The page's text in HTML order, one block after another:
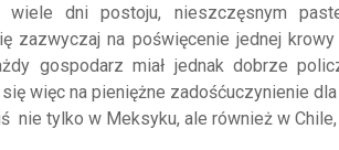
dni postoju, nieszczęsnym
zazwyczaj na poświęcenie jednej
gospodarz miał jednak dobrze
więc na pieniężne zadośćuczynienie
nie tylko w Meksyku, ale również w